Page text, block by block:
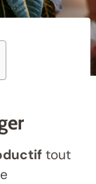
tout